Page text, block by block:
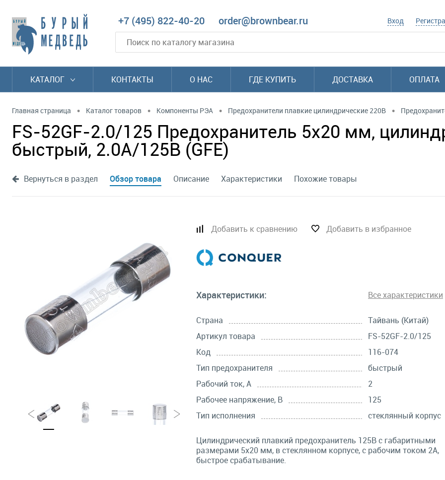
+7 (495) 822-40-20 order@brownbear.ru Вход
КАТАЛОГ КОНТАКТЫ О НАС ГДЕ КУПИТЬ ДОСТАВКА ОПЛАТА
Главная страница • Каталог товаров • Компоненты РЭА • Предохранители плавкие цилиндрические 220В •
FS-52GF-2.0/125 Предохранитель 5х20 мм,
быстрый, 2.0А/125В (GFE)
Вернуться в раздел Обзор товара Описание Характеристики Похожие товары
Добавить к сравнению Добавить в избранное
Характеристики: Все характеристики
Страна
Тайвань (Китай)
Артикул товара
FS-52GF-2.0/125
Код
116-074
Тип предохранителя
быстрый
Рабочий ток, А
2
Рабочее напряжение, В
125
Тип исполнения
стеклянный корпус
Цилиндрический плавкий предохранитель 125В с габаритными
размерами 5х20 мм, в стеклянном корпусе, с рабочим током 2А,
быстрое срабатывание.